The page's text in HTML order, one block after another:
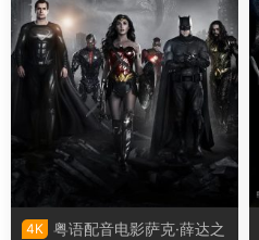
4K 粤语配音电影萨克·薛达之